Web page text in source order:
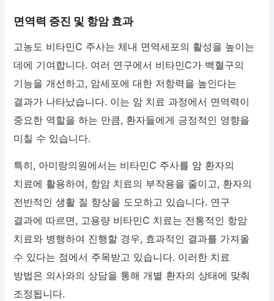
면역력 증진 및 항암 효과
고농도 비타민C 주사는 체내 면역세포의 활성을 높이는
데에 기여합니다. 여러 연구에서 비타민C가 백혈구의
기능을 개선하고, 암세포에 대한 저항력을 높인다는
결과가 나타났습니다. 이는 암 치료 과정에서 면역력이
중요한 역할을 하는 만큼, 환자들에게 긍정적인 영향을
미칠 수 있습니다.
특히, 아미랑의원에서는 비타민C 주사를 암 환자의
치료에 활용하여, 항암 치료의 부작용을 줄이고, 환자의
전반적인 생활 질 향상을 도모하고 있습니다. 연구
결과에 따르면, 고용량 비타민C 치료는 전통적인 항암
치료와 병행하여 진행할 경우, 효과적인 결과를 가져올
수 있다는 점에서 주목받고 있습니다. 이러한 치료
방법은 의사와의 상담을 통해 개별 환자의 상태에 맞춰
조정됩니다.